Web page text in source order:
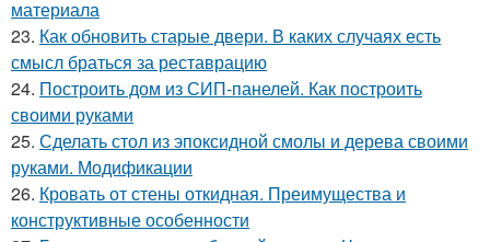
материала
23. Как обновить старые двери. В каких случаях есть
смысл браться за реставрацию
24. Построить дом из СИП-панелей. Как построить
своими руками
25. Сделать стол из эпоксидной смолы и дерева своими
руками. Модификации
26. Кровать от стены откидная. Преимущества и
конструктивные особенности